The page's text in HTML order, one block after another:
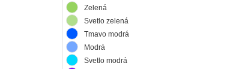
Zelená
Svetlo zelená
Tmavo modrá
Modrá
Svetlo modrá